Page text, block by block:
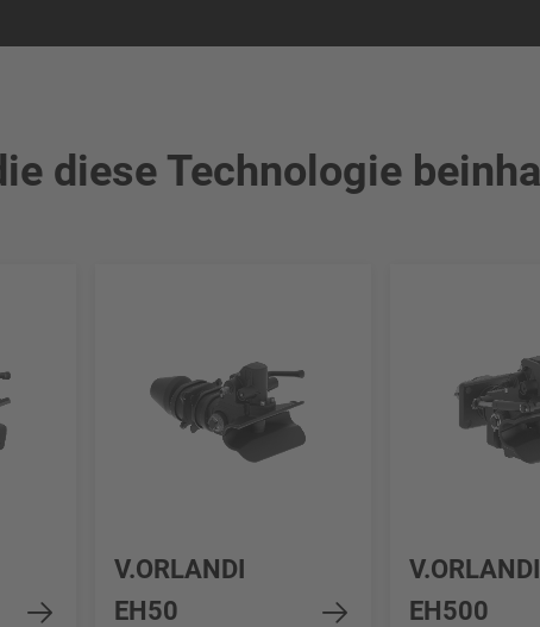
diese Technologie
V.ORLANDI
EH50
V.ORLANDI
EH500